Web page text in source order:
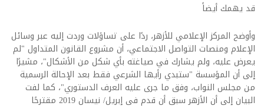
قد يهمك أيضاً
وأوضح المركز الإعلامي للأزهر، ردًا على تساؤلات وردت إليه عبر وسائل
الإعلام ومنصات التواصل الاجتماعي، أن مشروع القانون المتداول "لم
يعرض عليه، ولم يشارك في صياغته بأي شكل من الأشكال"، مشيرًا
إلى أن المؤسسة "ستبدي رأيها الشرعي فقط بعد الإحالة الرسمية
من مجلس النواب، وفق ما جرى عليه العرف الدستوري"، كما لفت
البيان إلى أن الأزهر سبق أن قدم في إبريل/ نيسان 2019 مقترحًا